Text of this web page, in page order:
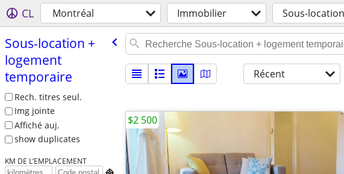
CL Montréal Immobilier Sous-
Sous-location +
logement
temporaire
Rech. titres seul.
Img jointe
Affiché auj.
show duplicates
KM DE L’EMPLACEMENT
Récent
$2 500